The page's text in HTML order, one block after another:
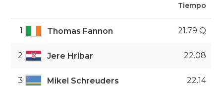
Tiempo
1 Thomas Fannon 21.79 Q
2 Jere Hribar 22.08
3 Mikel Schreuders 22.14